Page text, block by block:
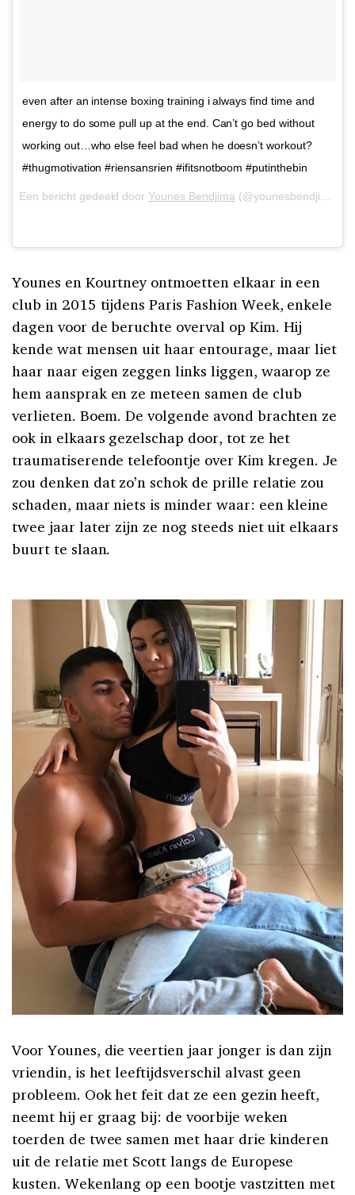
even after an intense boxing training i always find time and
energy to do some pull up at the end. Can’t go bed without
working out…who else feel bad when he doesn’t workout?
#thugmotivation #riensansrien #ifitsnotboom #putinthebin
Een bericht gedeeld door Younes Bendjima(@younesbendjima) op
Younes en Kourtney ontmoetten elkaar in een
club in 2015 tijdens Paris Fashion Week, enkele
dagen voor de beruchte overval op Kim. Hij
kende wat mensen uit haar entourage, maar liet
haar naar eigen zeggen links liggen, waarop ze
hem aansprak en ze meteen samen de club
verlieten. Boem. De volgende avond brachten ze
ook in elkaars gezelschap door, tot ze het
traumatiserende telefoontje over Kim kregen. Je
zou denken dat zo’n schok de prille relatie zou
schaden, maar niets is minder waar: een kleine
twee jaar later zijn ze nog steeds niet uit elkaars
buurt te slaan.
Voor Younes, die veertien jaar jonger is dan zijn
vriendin, is het leeftijdsverschil alvast geen
probleem. Ook het feit dat ze een gezin heeft,
neemt hij er graag bij: de voorbije weken
toerden de twee samen met haar drie kinderen
uit de relatie met Scott langs de Europese
kusten. Wekenlang op een bootje vastzitten met